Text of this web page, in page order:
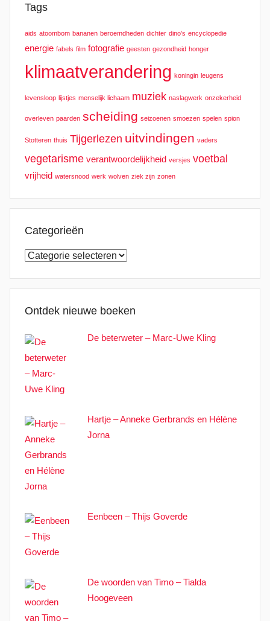
Tags
aids atoombom bananen beroemdheden dichter dino’s encyclopedie
energie fabels film fotografie geesten gezondheid honger
klimaatverandering koningin leugens
levensloop lijstjes menselijk lichaam muziek naslagwerk onzekerheid
overleven paarden scheiding seizoenen smoezen spelen spion
Stotteren thuis Tijgerlezen uitvindingen vaders
vegetarisme verantwoordelijkheid versjes voetbal
vrijheid watersnood werk wolven ziek zijn zonen
Categorieën
Categorieën
Ontdek nieuwe boeken
De beterweter – Marc-Uwe Kling
Hartje – Anneke Gerbrands en Hélène
Jorna
Eenbeen – Thijs Goverde
De woorden van Timo – Tialda
Hoogeveen